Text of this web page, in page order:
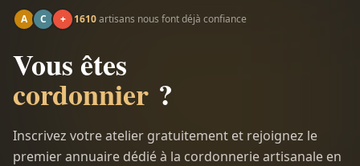
A C + 1610artisans nous font déjà confiance
Vous êtes
cordonnier ?
Inscrivez votre atelier gratuitement et rejoignez le
premier annuaire dédié à la cordonnerie artisanale en